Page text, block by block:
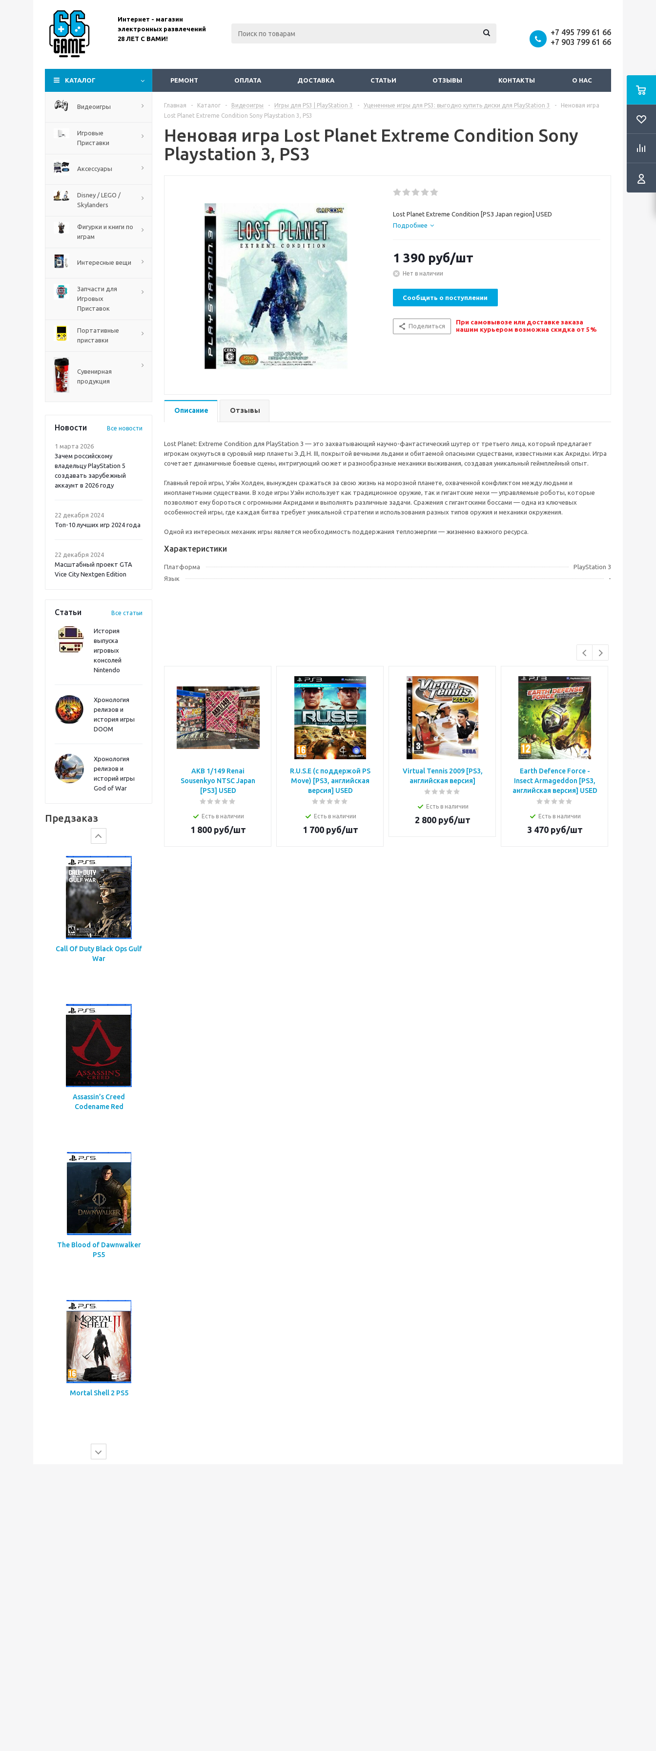
Интернет - магазин
электронных развлечений
28 ЛЕТ С ВАМИ!
+7 495 799 61 66
+7 903 799 61 66
КАТАЛОГ РЕМОНТ ОПЛАТА ДОСТАВКА СТАТЬИ ОТЗЫВЫ КОНТАКТЫ О НАС
Видеоигры
Игровые
Приставки
Аксессуары
Disney / LEGO /
Skylanders
Фигурки и книги по
играм
Интересные вещи
Запчасти для
Игровых
Приставок
Портативные
приставки
Сувенирная
продукция
Новости Все новости
1 марта 2026
Зачем российскому
владельцу PlayStation 5
создавать зарубежный
аккаунт в 2026 году
22 декабря 2024
Топ-10 лучших игр 2024 года
22 декабря 2024
Масштабный проект GTA
Vice City Nextgen Edition
Статьи Все статьи
История
выпуска
игровых
консолей
Nintendo
Хронология
релизов и
история игры
DOOM
Хронология
релизов и
историй игры
God of War
Предзаказ
The Blood of Dawnwalker
Onimusha: Way of the
Sword PS5
Call Of Duty Black Ops Gulf
War
Assassin’s Creed
Codename Red
The Blood of Dawnwalker
PS5
Mortal Shell 2 PS5
Главная - Каталог - Видеоигры - Игры для PS3 | PlayStation 3 - Уцененные игры для PS3: выгодно купить диски для PlayStation 3 -
Неновая игра
Lost Planet Extreme Condition Sony Playstation 3, PS3
Неновая игра Lost Planet Extreme Condition Sony
Playstation 3, PS3
Lost Planet Extreme Condition [PS3 Japan region] USED
Подробнее
1 390 руб/шт
Нет в наличии
Сообщить о поступлении
Поделиться
При самовывозе или доставке заказа
нашим курьером возможна скидка от 5%
Описание Отзывы
Lost Planet: Extreme Condition для PlayStation 3 — это захватывающий научно-фантастический шутер от третьего лица, который предлагает
игрокам окунуться в суровый мир планеты Э.Д.Н. III, покрытой вечными льдами и обитаемой опасными существами, известными как Акриды. Игра
сочетает динамичные боевые сцены, интригующий сюжет и разнообразные механики выживания, создавая уникальный геймплейный опыт.
Главный герой игры, Уэйн Холден, вынужден сражаться за свою жизнь на морозной планете, охваченной конфликтом между людьми и
инопланетными существами. В ходе игры Уэйн использует как традиционное оружие, так и гигантские мехи — управляемые роботы, которые
позволяют ему бороться с огромными Акридами и выполнять различные задачи. Сражения с гигантскими боссами — одна из ключевых
особенностей игры, где каждая битва требует уникальной стратегии и использования разных типов оружия и механики окружения.
Одной из интересных механик игры является необходимость поддержания теплоэнергии — жизненно важного ресурса.
Характеристики
Платформа
PlayStation 3
Язык
-
AKB 1/149 Renai
Sousenkyo NTSC Japan
[PS3] USED
Есть в наличии
1 800руб/шт
R.U.S.E (с поддержой PS
Move) [PS3, английская
версия] USED
Есть в наличии
1 700руб/шт
Virtual Tennis 2009 [PS3,
английская версия]
Есть в наличии
2 800руб/шт
Earth Defence Force -
Insect Armageddon [PS3,
английская версия] USED
Есть в наличии
3 470руб/шт